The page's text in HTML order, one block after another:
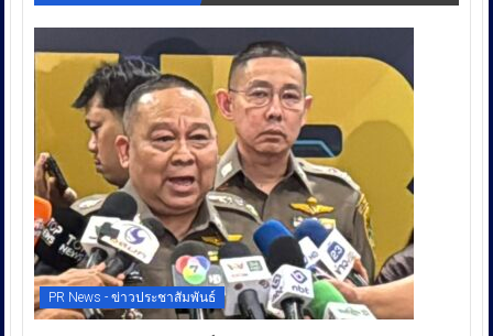
PR News - ข่าวประชาสัมพันธ์